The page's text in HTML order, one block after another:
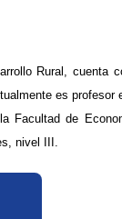
Rural, cuenta
es
Facultad de
nivel III.